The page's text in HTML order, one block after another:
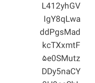
L412yhGV
IgY8qLwa
ddPgsMad
kcTXxmtF
۵e0SMutz
DDy5naCY